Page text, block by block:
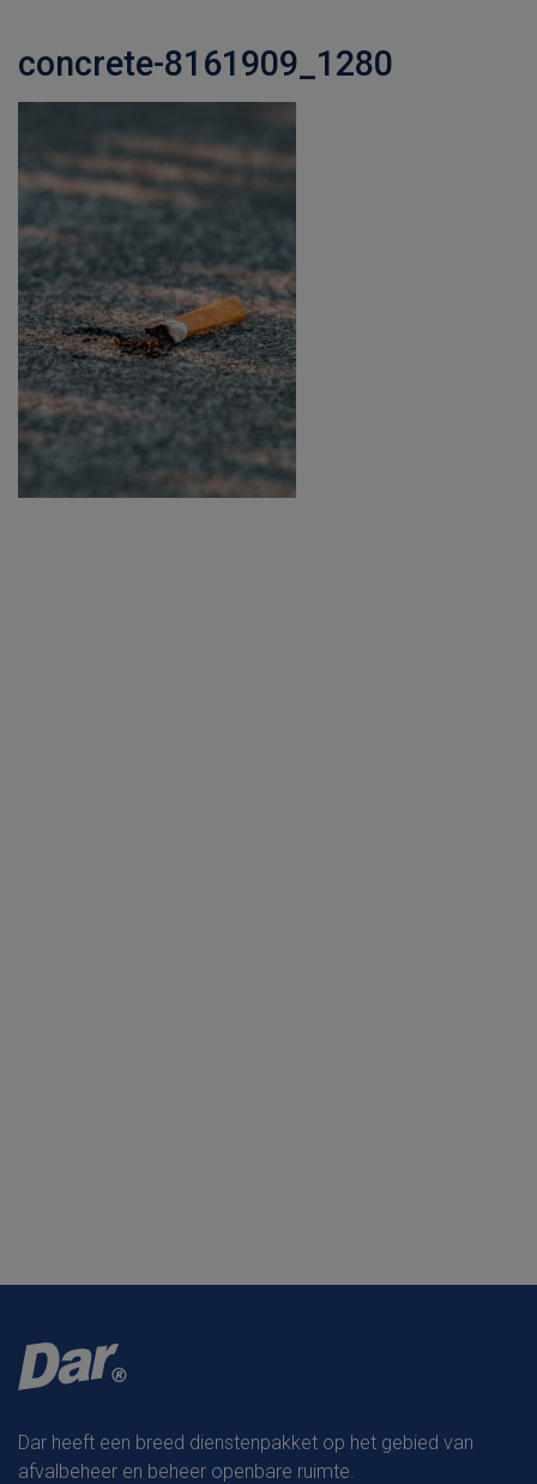
concrete-8161909_1280
Dar heeft een breed dienstenpakket op het gebied van
afvalbeheer en beheer openbare ruimte.